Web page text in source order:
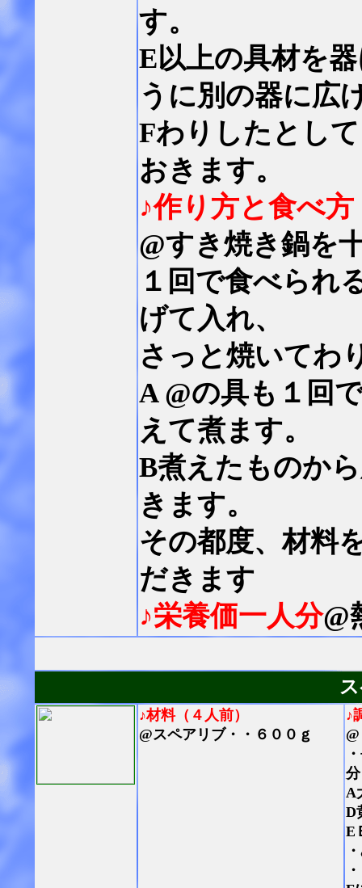
す。
E以上の具材を
うに別の器に広
Fわりしたとし
おきます。
♪作り方と食べ方
@すき焼き鍋を
１回で食べられ
げて入れ、
さっと焼いてわ
A @の具も１回
えて煮ます。
B煮えたものか
きます。
その都度、材料
だきます
♪栄養価一人分@
♪材料（４人前）
@スペアリブ・・６００ｇ
♪
分
A
D
E